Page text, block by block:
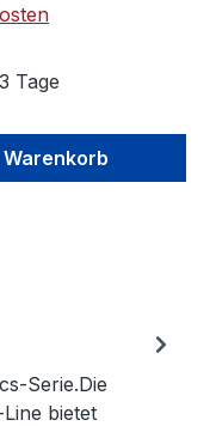
Tage
Warenkorb
Serie.Die
bietet